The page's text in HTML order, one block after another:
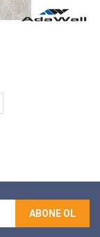
ABONE OL